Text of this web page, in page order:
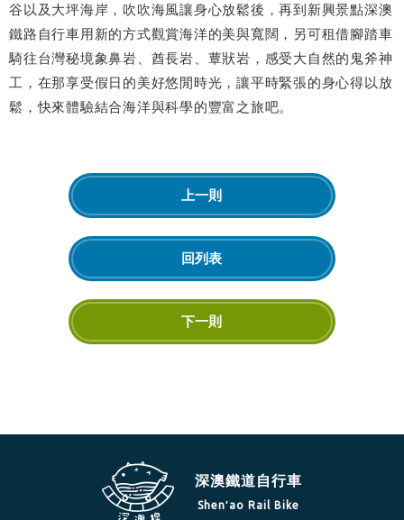
谷以及大坪海岸，吹吹海風讓身心放鬆後，再到新興景點深澳
鐵路自行車用新的方式觀賞海洋的美與寬闊，另可租借腳踏車
騎往台灣秘境象鼻岩、酋長岩、蕈狀岩，感受大自然的鬼斧神
工，在那享受假日的美好悠閒時光，讓平時緊張的身心得以放
鬆，快來體驗結合海洋與科學的豐富之旅吧。
上一則
回列表
下一則
深澳鐵道自行車
Shen′ao Rail Bike